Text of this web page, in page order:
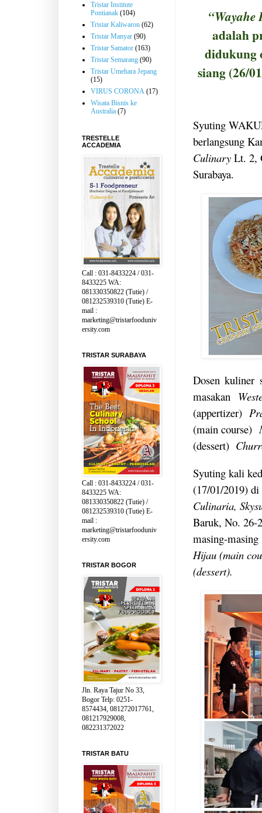
adalah
didukung
siang (26/
Syuting
berlangsung
Culinary Lt. 2,
Surabaya.
Dosen kuliner
masakan
(appertizer)
(main course)
(dessert)
Syuting kali
(17/01/2019)
Culinaria,
Baruk, No. 26-
masing-masing
Hijau (main
(dessert).
Tristar Institute
Pontianak (104)
Tristar Kaliwaron (62)
Tristar Manyar (90)
Tristar Samator (163)
Tristar Semarang (90)
Tristar Umehara Jepang
(15)
VIRUS CORONA (17)
Wisata Bisnis ke
Australia (7)
TRESTELLE
ACCADEMIA
Call : 031-8433224 / 031-
8433225 WA:
081330350822 (Tutie) /
081232539310 (Tutie) E-
mail :
marketing@tristarfooduniv
ersity.com
TRISTAR SURABAYA
Call : 031-8433224 / 031-
8433225 WA:
081330350822 (Tutie) /
081232539310 (Tutie) E-
mail :
marketing@tristarfooduniv
ersity.com
TRISTAR BOGOR
Jln. Raya Tajur No 33,
Bogor Telp: 0251-
8574434, 081272017761,
081217929008,
082231372022
TRISTAR BATU